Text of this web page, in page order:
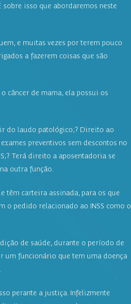
sobre isso que abordaremos neste
e muitas vezes por terem pouco
a fazerem coisas que são
câncer de mama, ela possui os
do laudo patológico;? Direito ao
exames preventivos sem descontos no
Terá direito a aposentadoria se
outra função.
têm carteira assinada, para os que
o pedido relacionado ao INSS como o
de saúde, durante o período de
um funcionário que tem uma doença
perante a justiça. Infelizmente